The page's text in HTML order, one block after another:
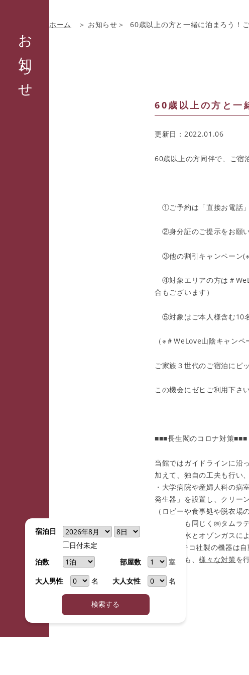
宿泊日
日付未定
泊数
部屋数
室
大人男性
名 大人女性 名
検索する
ホーム お知らせ 60歳以上の方と一緒に泊まろう！
お知らせ
60歳以上の方と一
更新日：2022.01.06
60歳以上の方同伴で、ご宿
①ご予約は「直接お電話
②身分証のご提示をお願
③他の割引キャンペーン
④対象エリアの方は＃
合もございます）
⑤対象はご本人様含む10
（※＃WeLove山陰キャン
ご家族３世代のご宿泊にピ
この機会にゼヒご利用下さ
■■■長生閣のコロナ対策■■■
当館ではガイドラインに沿
加えて、独自の工夫も行い
・大学病院や産婦人科の病
発生器」を設置し、クリー
（ロビーや食事処や脱衣場
・厨房にも同じく㈱タム
（オゾン水とオゾンガスに
※タムラテコ社製の機器は
その他にも、様々な対策を
Copyright © Choseikaku. All rights reserved.